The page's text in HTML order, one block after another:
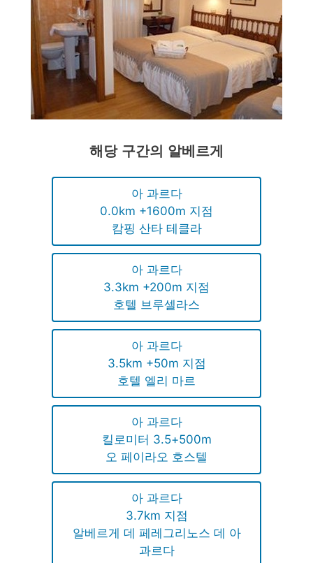
해당 구간의 알베르게
아 과르다
0.0km +1600m 지점
캄핑 산타 테클라
아 과르다
3.3km +200m 지점
호텔 브루셀라스
아 과르다
3.5km +50m 지점
호텔 엘리 마르
아 과르다
킬로미터 3.5+500m
오 페이라오 호스텔
아 과르다
3.7km 지점
알베르게 데 페레그리노스 데 아
과르다